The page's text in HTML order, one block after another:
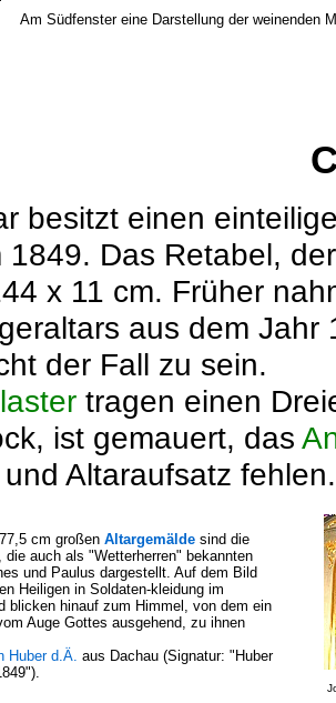
Am Südfenster eine Darstellung der weinenden
besitzt einen
1849. Das Retabel,
x 11 cm. Früher
aus dem
der Fall zu sein.
tragen einen
ist gemauert, das
Altaraufsatz fehlen.
cm großen Altargemälde sind die
die auch als "Wetterherren" bekannten
und Paulus dargestellt. Auf dem Bild
Heiligen in Soldaten-kleidung im
blicken hinauf zum Himmel, von dem ein
Auge Gottes ausgehend, zu ihnen
Huber d.Ä. aus Dachau (Signatur: "Huber